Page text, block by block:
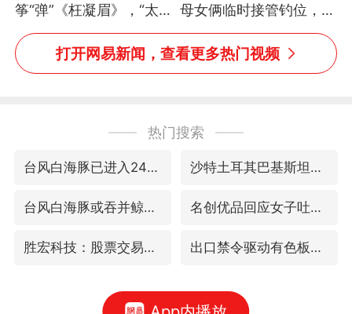
筝“弹”《枉凝眉》，“太
像了～你是吃古筝长大的
吗？”“或将成为首位考级
不带古筝的选手。”（来
母女俩临时接管钓位，用
玩具鱼竿钓上大鱼
打开网易新闻，查看更多热门视频
热门搜索
台风白海豚已进入24小时警戒线 沙特土耳其巴基斯坦签署共同防务协议
台风白海豚或吞并鲸鱼 登陆地点更新 名创优品回应女子吐槽内裤质量差
胜宏科技：股票交易异常波动 出口禁令驱动有色板块大涨